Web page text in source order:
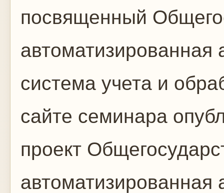
посвященный
автоматизированная
система учета и
сайте семинара
проект
автоматизированная